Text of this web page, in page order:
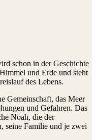
schon in der Geschichte
und Erde und steht
des Lebens.
Gemeinschaft, das Meer
und Gefahren. Das
Noah, die der
seine Familie und je zwei